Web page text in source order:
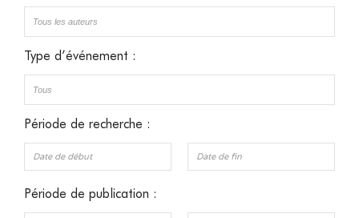
Type d’événement :
Période de recherche :
Période de publication :